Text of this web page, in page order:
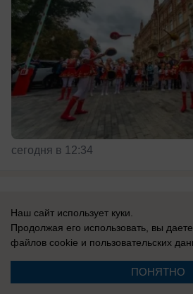
сегодня в 12:34
В Ростове-на-Дону
избили железной трубой
У него тяжелые травмы, а
Наш сайт использует куки.
Продолжая его использовать, вы
файлов cookie и пользовательских
ПОНЯТНО